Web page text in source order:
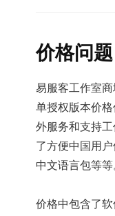
价格问题
易服客工作室
单授权版本价
外服务和支持
了方便中国用
中文语言包等等
价格中包含了